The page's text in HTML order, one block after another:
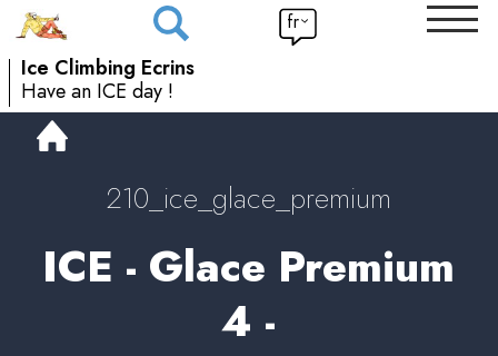
Ice Climbing Ecrins
Have an ICE day !
fr
210_ice_glace_premium
ICE - Glace Premium
4 -